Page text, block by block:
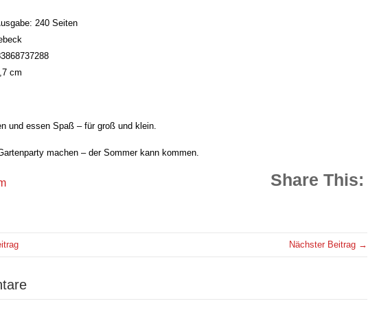
240 Seiten
cm
und essen Spaß – für groß und klein.
machen – der Sommer kann kommen.
Share This:
Nächster Beitrag →